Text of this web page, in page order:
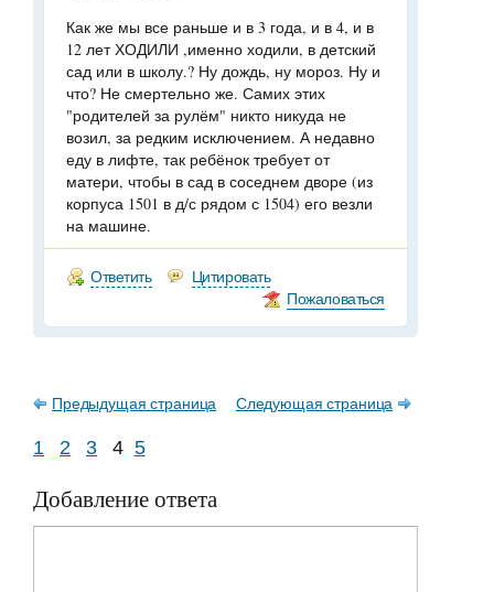
Как же мы все раньше и в 3 года, и в 4, и в
12 лет ХОДИЛИ ,именно ходили, в детский
сад или в школу.? Ну дождь, ну мороз. Ну и
что? Не смертельно же. Самих этих
"родителей за рулём" никто никуда не
возил, за редким исключением. А недавно
еду в лифте, так ребёнок требует от
матери, чтобы в сад в соседнем дворе (из
корпуса 1501 в д/с рядом с 1504) его везли
на машине.
Ответить
Цитировать
Пожаловаться
Предыдущая страница Следующая страница
1 2 3 4 5
Добавление ответа